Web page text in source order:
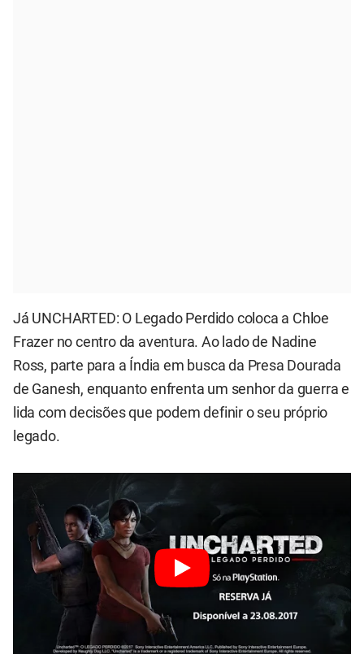
Já UNCHARTED: O Legado Perdido coloca a Chloe
Frazer no centro da aventura. Ao lado de Nadine
Ross, parte para a Índia em busca da Presa Dourada
de Ganesh, enquanto enfrenta um senhor da guerra e
lida com decisões que podem definir o seu próprio
legado.